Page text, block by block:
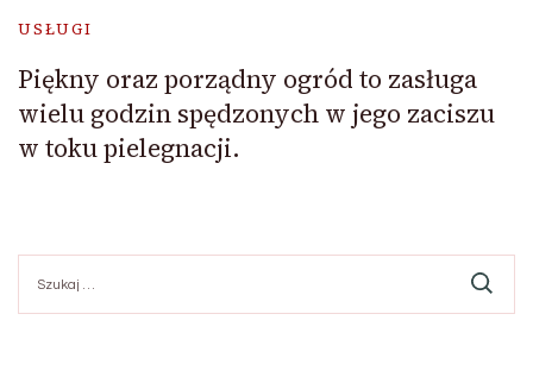
USŁUGI
Piękny oraz porządny ogród to zasługa
wielu godzin spędzonych w jego zaciszu
w toku pielegnacji.